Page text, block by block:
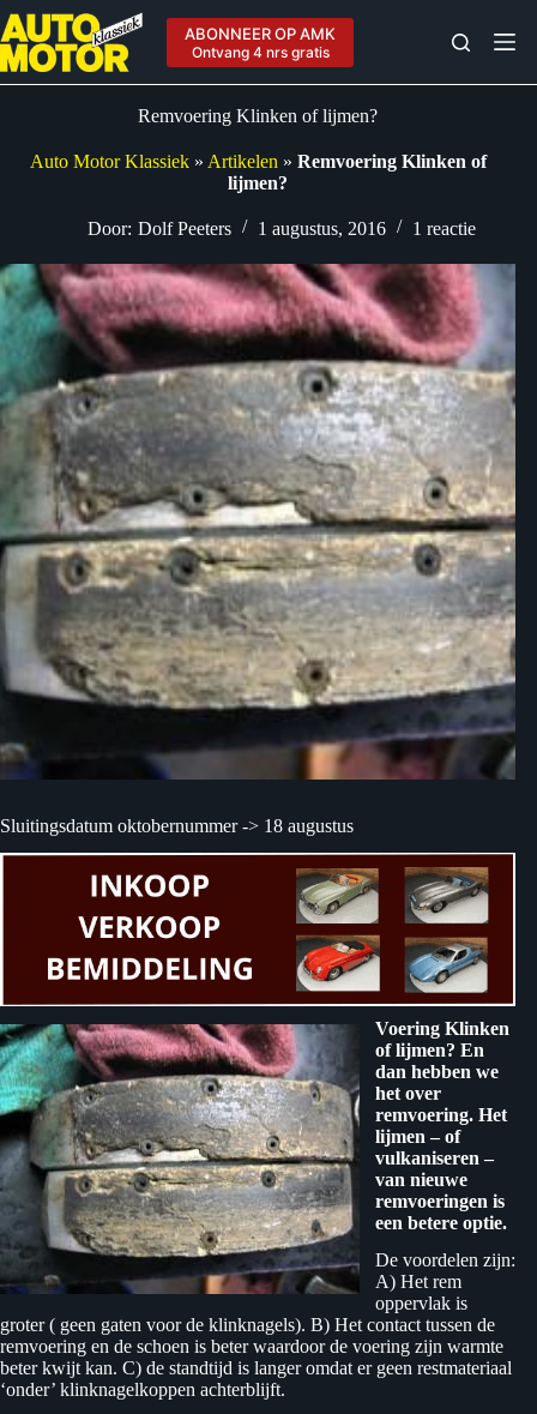
Ga
naar
de
inhoud
ABONNEER OP AMK
Ontvang 4 nrs gratis
Remvoering Klinken of lijmen?
Auto Motor Klassiek» Artikelen » Remvoering Klinken of
lijmen?
Door: Dolf Peeters 1 augustus, 2016 1 reactie
Sluitingsdatum oktobernummer -> 18 augustus
Voering Klinken
of lijmen? En
dan hebben we
het over
remvoering. Het
lijmen – of
vulkaniseren –
van nieuwe
remvoeringen is
een betere optie.
De voordelen zijn:
A) Het rem
oppervlak is
groter ( geen gaten voor de klinknagels). B) Het contact tussen de
remvoering en de schoen is beter waardoor de voering zijn warmte
beter kwijt kan. C) de standtijd is langer omdat er geen restmateriaal
‘onder’ klinknagelkoppen achterblijft.